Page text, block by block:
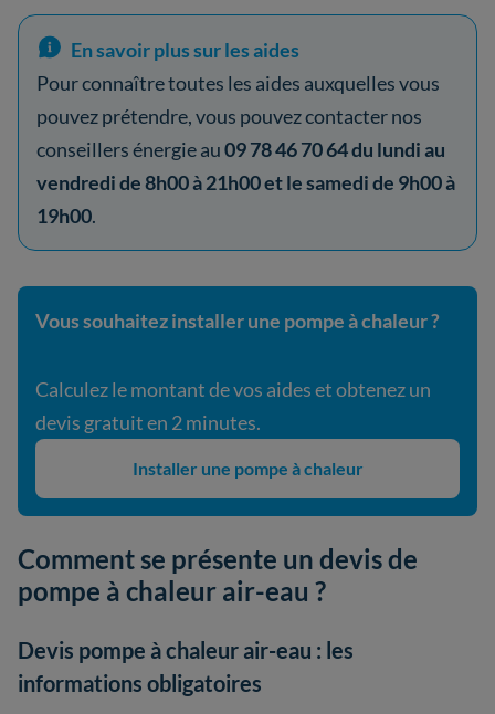
En savoir plus sur les aides
Pour connaître toutes les aides auxquelles vous
pouvez prétendre, vous pouvez contacter nos
conseillers énergie au09 78 46 70 64 du lundi au
vendredi de 8h00 à 21h00 et le samedi de 9h00 à
19h00.
Vous souhaitez installer une pompe à chaleur ?
Calculez le montant de vos aides et obtenez un
devis gratuit en 2 minutes.
Installer une pompe à chaleur
Comment se présente un devis de
pompe à chaleur air-eau ?
Devis pompe à chaleur air-eau : les
informations obligatoires